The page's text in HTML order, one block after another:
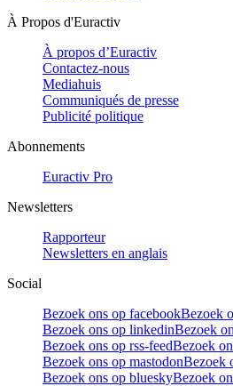
À Propos d'Euractiv
À propos d’Euractiv
Contactez-nous
Mediahuis
Communiqués de presse
Publicité politique
Abonnements
Euractiv Pro
Newsletters
Rapporteur
Newsletters en anglais
Social
Bezoek ons op facebookBezoek
Bezoek ons op linkedinBezoek
Bezoek ons op rss-feedBezoek
Bezoek ons op mastodonBezoek
Bezoek ons op blueskyBezoek